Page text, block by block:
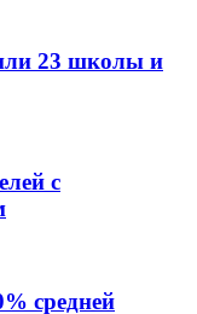
23 школы и
с
средней